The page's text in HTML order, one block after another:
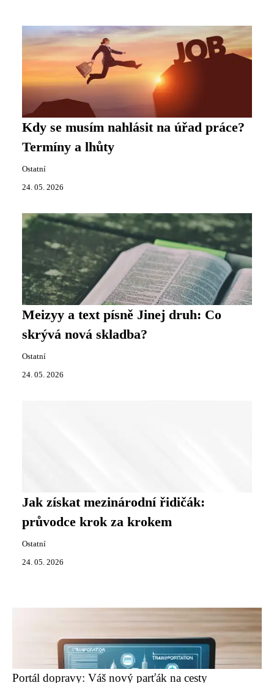
Kdy se musím nahlásit na úřad práce?
Termíny a lhůty
Ostatní
24. 05. 2026
Meizyy a text písně Jinej druh: Co
skrývá nová skladba?
Ostatní
24. 05. 2026
Jak získat mezinárodní řidičák:
průvodce krok za krokem
Ostatní
24. 05. 2026
Portál dopravy: Váš nový parťák na cesty